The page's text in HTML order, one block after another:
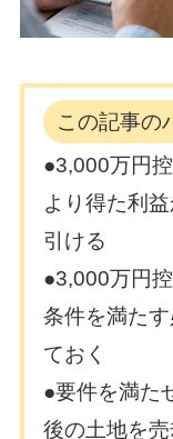
この記事の
●3,000万円
より得た利
引ける
●3,000万円
条件を満た
ておく
●要件を満た
後の土地を